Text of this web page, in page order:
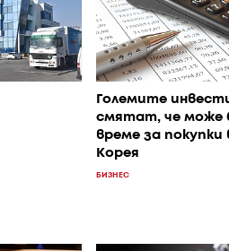
Големите
смятат, че може
време за
Корея
БИЗНЕС